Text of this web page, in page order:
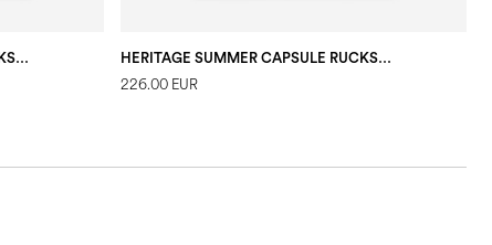
HERITAGE SUMMER CAPSULE RUCKSACK HERITAGE SUMMER CAPSULE RUCKSACK
226.00 EUR